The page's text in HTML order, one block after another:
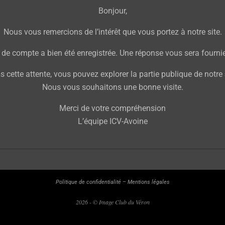
Bonjour,
Nous vous remercions de l’intérêt que vous portez à notre site.
compte a bien été enregistrée. Une réponse vous sera
cette attente, vous pouvez explorer la partie publique de notre
Nous vous souhaitons une bonne visite.
Merci de votre compréhension
L’équipe ICV-Avoine
Politique de confidentialité– Mentions légales
2026 - © Image Club du Véron